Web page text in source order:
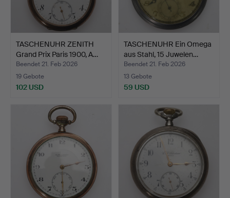
TASCHENUHR ZENITH
Grand Prix Paris 1900, A…
Beendet 21. Feb 2026
19 Gebote
102 USD
TASCHENUHR Ein Omega
aus Stahl, 15 Juwelen…
Beendet 21. Feb 2026
13 Gebote
59 USD